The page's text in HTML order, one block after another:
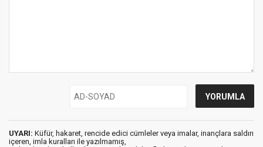
UYARI: Küfür, hakaret, rencide edici cümleler veya imalar, inançlara saldırı
içeren, imla kuralları ile yazılmamış,